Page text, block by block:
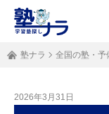
塾ナラ 全国の塾・予
2026年3月31日